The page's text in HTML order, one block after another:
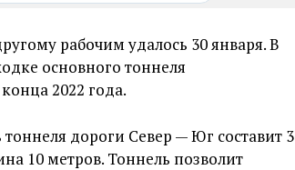
рабочим удалось 30 января. В
основного тоннеля
2022 года.
дороги Север — Юг составит 3
10 метров. Тоннель позволит